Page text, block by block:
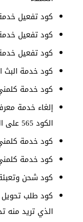
كود تفعيل خدمة
كود تفعيل خدمة
كود تفعيل خدمة
كود خدمة البث
كود خدمة كلمني
إلغاء خدمة
الكود 565 على الرقم 1100 في رسالة نصية
كود خدمة كلمني
كود خدمة كلمني
كود شحن وتعبئة
الذي تريد منه تحويل